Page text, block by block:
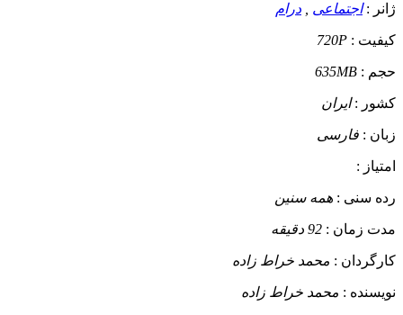
ژانر :اجتماعی , درام
کیفیت : 720P
حجم : 635MB
کشور :ایران
زبان : فارسی
امتیاز :
رده سنی : همه سنین
مدت زمان : 92 دقیقه
کارگردان : محمد خراط زاده
نویسنده : محمد خراط زاده